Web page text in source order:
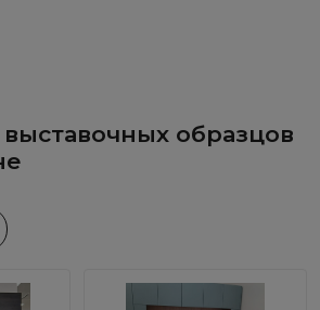
образцов